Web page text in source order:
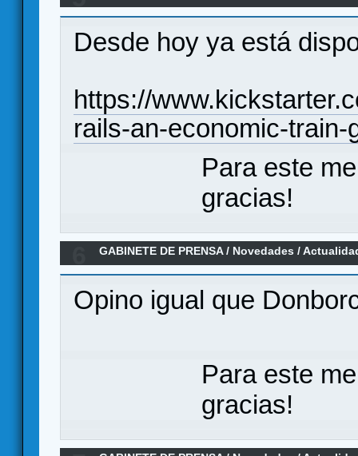
Desde hoy ya está
https://
rails-an-economic-train-
Para este
gracias!
GABINETE DE PRENSA/ Novedades /
Opino igual que
Para este
gracias!